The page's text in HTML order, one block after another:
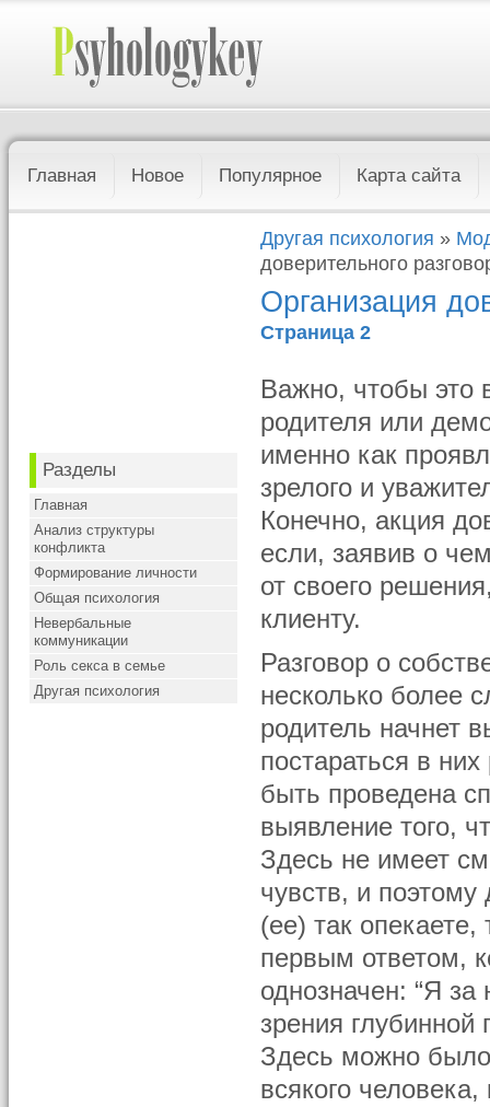
Главная Новое Популярное Карта сайта
Разделы
Главная
Анализ структуры
конфликта
Формирование личности
Общая психология
Невербальные
коммуникации
Роль секса в семье
Другая психология
Другая психология »
доверительного
Организация
Страница 2
Важно, чтобы это
родителя или
именно как
зрелого и
Конечно, акция
если, заявив о
от своего
клиенту.
Разговор о
несколько более
родитель начнет
постараться в
быть проведена
выявление того,
Здесь не имеет
чувств, и поэтому
(ее) так опекаете,
первым ответом,
однозначен: “Я за
зрения глубинной
Здесь можно было
всякого